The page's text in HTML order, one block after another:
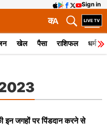
Sign in
A
क
खेल पैसा राशिफल धर्म
इन जगहों पर पिंडदान करने से